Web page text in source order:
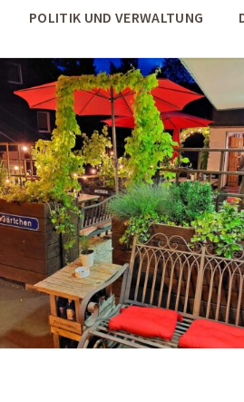
POLITIK UND VERWALTUNG